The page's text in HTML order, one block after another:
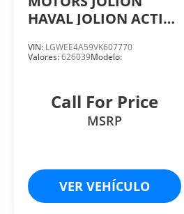
HAVAL JOLION ACTIVE
1.5 LTS. TURBO 4 CIL
VIN: LGWEE4A59VK607770
Valores:626039Modelo:
Call For Price
MSRP
VER VEHÍCULO